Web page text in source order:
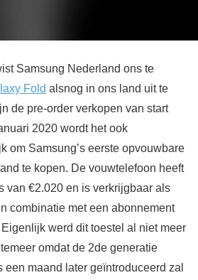
Samsung Nederland ons te
Fold alsnog in ons land uit te
de pre-order verkopen van start
2020 wordt het ook
om Samsung’s eerste opvouwbare
te kopen. De vouwtelefoon heeft
van €2.020 en is verkrijgbaar als
combinatie met een abonnement
Eigenlijk werd dit toestel al niet meer
omdat de 2de generatie
maand later geïntroduceerd zal